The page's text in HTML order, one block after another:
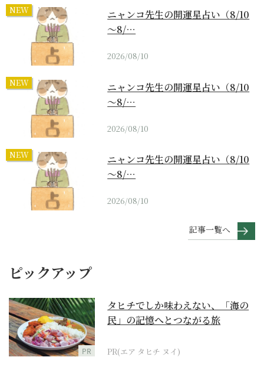
NEW
ニャンコ先生の開運星占い（8/10
～8/…
2026/08/10
NEW
ニャンコ先生の開運星占い（8/10
～8/…
2026/08/10
NEW
ニャンコ先生の開運星占い（8/10
～8/…
2026/08/10
記事一覧へ
ピックアップ
PR
タヒチでしか味わえない、「海の
民」の記憶へとつながる旅
PR(エア タヒチ ヌイ)